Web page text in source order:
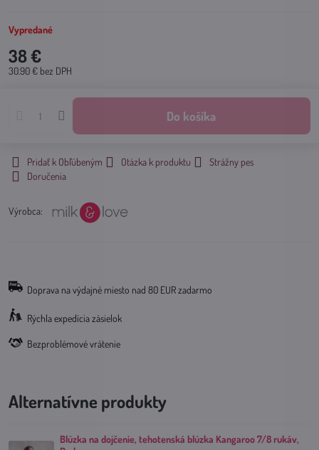
Vypredané
38 €
30.90 € bez DPH
Do košíka
Pridať k Obľúbeným Otázka k produktu
Strážny pes
Doručenia
Výrobca:
Doprava na výdajné miesto nad 80 EUR zadarmo
Rýchla expedícia zásielok
Bezproblémové vrátenie
Alternatívne produkty
Blúzka na dojčenie, tehotenská blúzka Kangaroo 7/8 rukáv,